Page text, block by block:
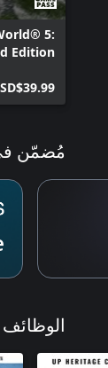
5:
Edition
مُضمّن
الوظائف